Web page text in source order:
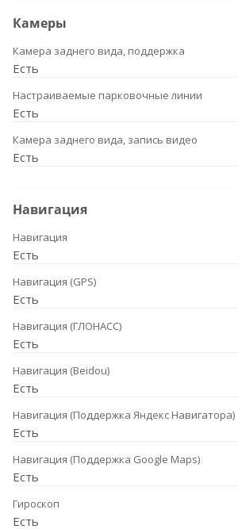
Камеры
Камера заднего вида, поддержка
Есть
Настраиваемые парковочные линии
Есть
Камера заднего вида, запись видео
Есть
Навигация
Навигация
Есть
Навигация (GPS)
Есть
Навигация (ГЛОНАСС)
Есть
Навигация (Beidou)
Есть
Навигация (Поддержка Яндекс Навигатора)
Есть
Навигация (Поддержка Google Maps)
Есть
Гироскоп
Есть